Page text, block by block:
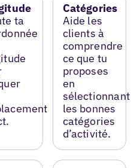
ta
Catégories
Aide les
clients à
comprendre
ce que tu
proposes
en
sélectionnant
les bonnes
catégories
d’activité.